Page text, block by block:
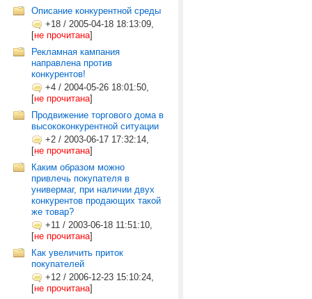
Описание конкурентной среды
+18 / 2005-04-18 18:13:09,
[не прочитана]
Рекламная кампания
направлена против
конкурентов!
+4 / 2004-05-26 18:01:50,
[не прочитана]
Продвижение торгового дома в
высококонкурентной ситуации
+2 / 2003-06-17 17:32:14,
[не прочитана]
Каким образом можно
привлечь покупателя в
универмаг, при наличии двух
конкурентов продающих такой
же товар?
+11 / 2003-06-18 11:51:10,
[не прочитана]
Как увеличить приток
покупателей
+12 / 2006-12-23 15:10:24,
[не прочитана]